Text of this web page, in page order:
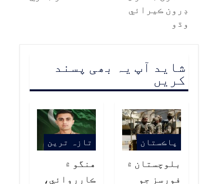
ڊرون ڪيرائي
وڌو
شاید آپ یہ بھی پسند
کریں
پاڪستان
بلوچستان ۾
فورسز جو
تازہ ترین
هنگو ۾
ڪارروائي،